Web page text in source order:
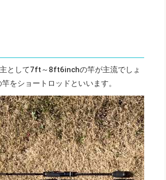
として7ft～8ft6inchの竿が主流でしょ
ショートロッドといいます。